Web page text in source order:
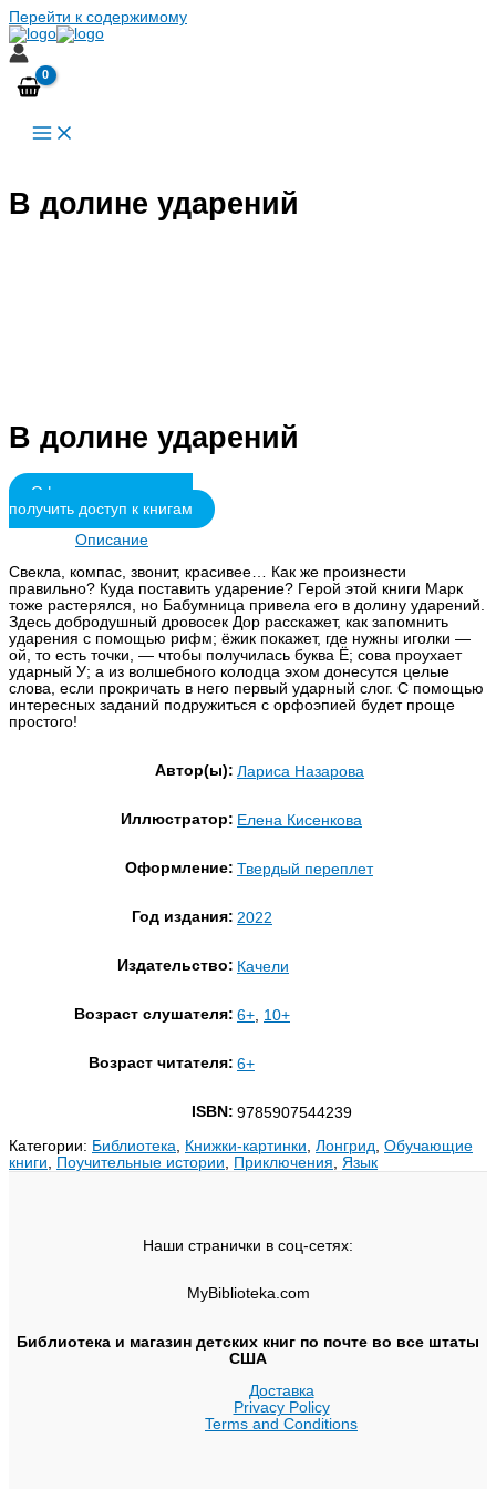
Перейти к содержимому
В долине ударений
В долине ударений
Оформить подписку и
получить доступ к книгам
Описание
Свекла, компас, звонит, красивее… Как же произнести
правильно? Куда поставить ударение? Герой этой книги Марк
тоже растерялся, но Бабумница привела его в долину ударений.
Здесь добродушный дровосек Дор расскажет, как запомнить
ударения с помощью рифм; ёжик покажет, где нужны иголки —
ой, то есть точки, — чтобы получилась буква Ё; сова проухает
ударный У; а из волшебного колодца эхом донесутся целые
слова, если прокричать в него первый ударный слог. С помощью
интересных заданий подружиться с орфоэпией будет проще
простого!
Автор(ы): Лариса Назарова
Иллюстратор: Елена Кисенкова
Оформление: Твердый переплет
Год издания: 2022
Издательство: Качели
Возраст слушателя: 6+ 10+
Возраст читателя: 6+
ISBN: 9785907544239
Категории: Библиотека Книжки-картинки Лонгрид Обучающие
книги
Поучительные истории Приключения Язык
Наши странички в соц-сетях:
MyBiblioteka.com
Библиотека и магазин детских книг по почте во все штаты
США
Доставка
Privacy Policy
Terms and Conditions